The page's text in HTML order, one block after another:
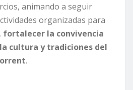
animando a seguir
organizadas para
, fortalecer la convivencia
cultura y tradiciones del
.